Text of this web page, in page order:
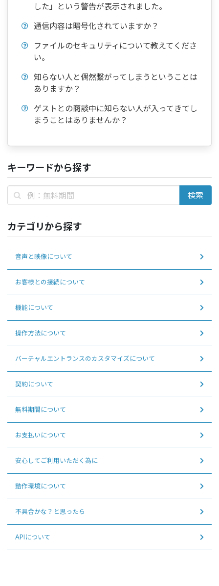
キーワードから探す
カテゴリから探す
音声と映像について
お客様との接続について
機能について
操作方法について
バーチャルエントランスのカスタマイズについて
契約について
無料期間について
お支払いについて
安心してご利用いただく為に
動作環境について
不具合かな？と思ったら
APIについて
した」という警告が表示されました。
通信内容は暗号化されていますか？
ファイルのセキュリティについて教えてくださ
い。
知らない人と偶然繋がってしまうということは
ありますか？
ゲストとの商談中に知らない人が入ってきてし
まうことはありませんか？